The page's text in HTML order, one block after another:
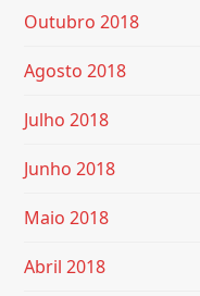
Outubro 2018
Agosto 2018
Julho 2018
Junho 2018
Maio 2018
Abril 2018